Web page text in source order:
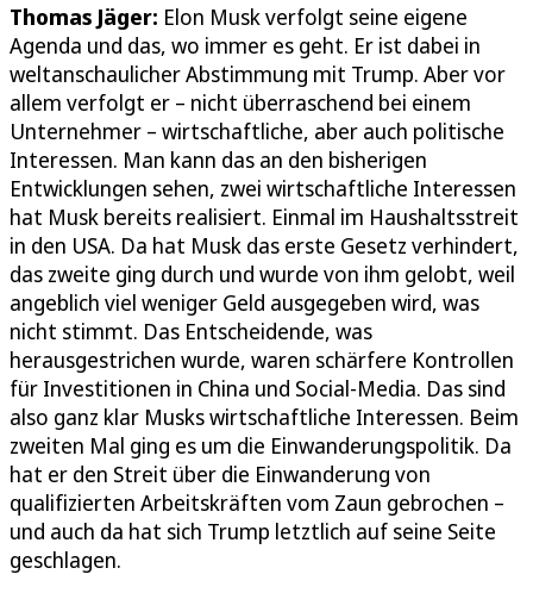
Thomas Jäger: Elon Musk verfolgt seine eigene
Agenda und das, wo immer es geht. Er ist dabei in
weltanschaulicher Abstimmung mit Trump. Aber vor
allem verfolgt er – nicht überraschend bei einem
Unternehmer – wirtschaftliche, aber auch politische
Interessen. Man kann das an den bisherigen
Entwicklungen sehen, zwei wirtschaftliche Interessen
hat Musk bereits realisiert. Einmal im Haushaltsstreit
in den USA. Da hat Musk das erste Gesetz verhindert,
das zweite ging durch und wurde von ihm gelobt, weil
angeblich viel weniger Geld ausgegeben wird, was
nicht stimmt. Das Entscheidende, was
herausgestrichen wurde, waren schärfere Kontrollen
für Investitionen in China und Social-Media. Das sind
also ganz klar Musks wirtschaftliche Interessen. Beim
zweiten Mal ging es um die Einwanderungspolitik. Da
hat er den Streit über die Einwanderung von
qualifizierten Arbeitskräften vom Zaun gebrochen –
und auch da hat sich Trump letztlich auf seine Seite
geschlagen.